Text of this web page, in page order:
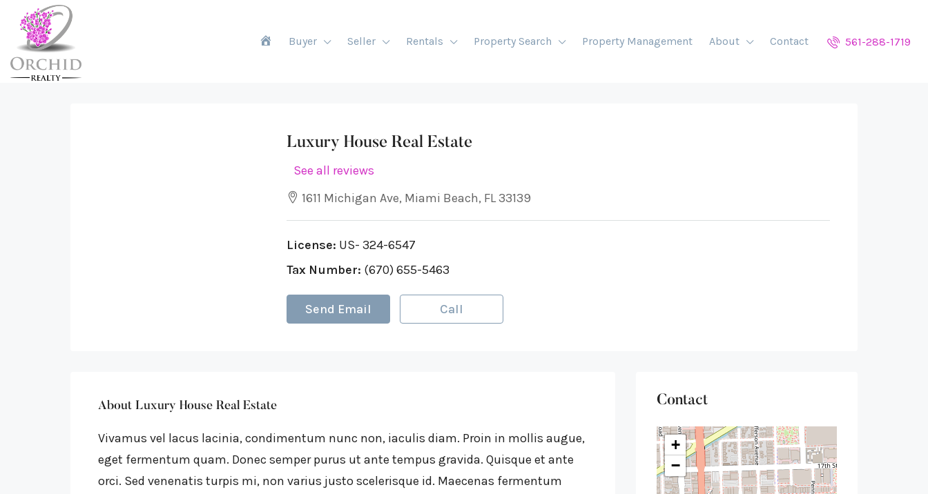
Buyer Seller Rentals Property Search Property Management About Contact 561-288-1719
Luxury House Real Estate
See all reviews
1611 Michigan Ave, Miami Beach, FL 33139
License: US- 324-6547
Tax Number: (670) 655-5463
Send Email Call
About Luxury House Real Estate
Vivamus vel lacus lacinia, condimentum nunc non, iaculis diam. Proin in mollis augue,
eget fermentum quam. Donec semper purus ut ante tempus gravida. Quisque et ante
orci. Sed venenatis turpis mi, non varius justo scelerisque id. Maecenas fermentum
Contact
+
−